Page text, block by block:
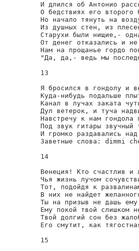
И длился об Антонио
О бедствиях его второго
Но начало тянуть на
Из душных стен, из
Старухи были нищие,-
От денег отказались и
Нам на прощанье гордо
"Да, да,- ведь мы
13
Я бросился в гондолу и
Куда-нибудь подальше
Канал в лучах заката
Дул ветерок, и туча
Навстречу к нам гондола
Под звук гитары звучный
И громко раздавались над
Заветные слова: dimmi
14
Венеция! Кто счастлив и
Чья жизнь лучом
Тот, подойдя к
В них не найдет
Ты на призыв не дашь ему
Ему покой твой слишком
Твой долгий сон без
Его смутит, как
15